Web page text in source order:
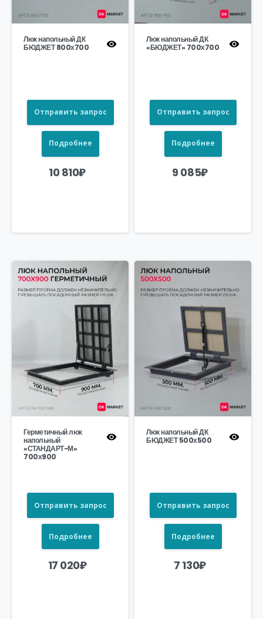
Люк напольный ДК
БЮДЖЕТ 800х700
Отправить запрос
Подробнее
10 810₽
Люк напольный ДК
«БЮДЖЕТ» 700х700
Отправить запрос
Подробнее
9 085₽
Герметичный люк
напольный
«СТАНДАРТ-М»
700х900
Отправить запрос
Подробнее
17 020₽
Люк напольный ДК
БЮДЖЕТ 500х500
Отправить запрос
Подробнее
7 130₽